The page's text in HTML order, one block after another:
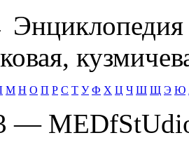
М Н О П Р С Т У Ф Х Ц Ч Ш Щ Э Ю
—